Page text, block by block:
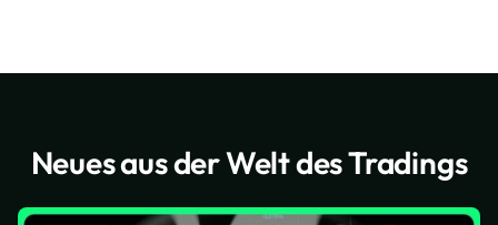
Neues aus der Welt des Tradings